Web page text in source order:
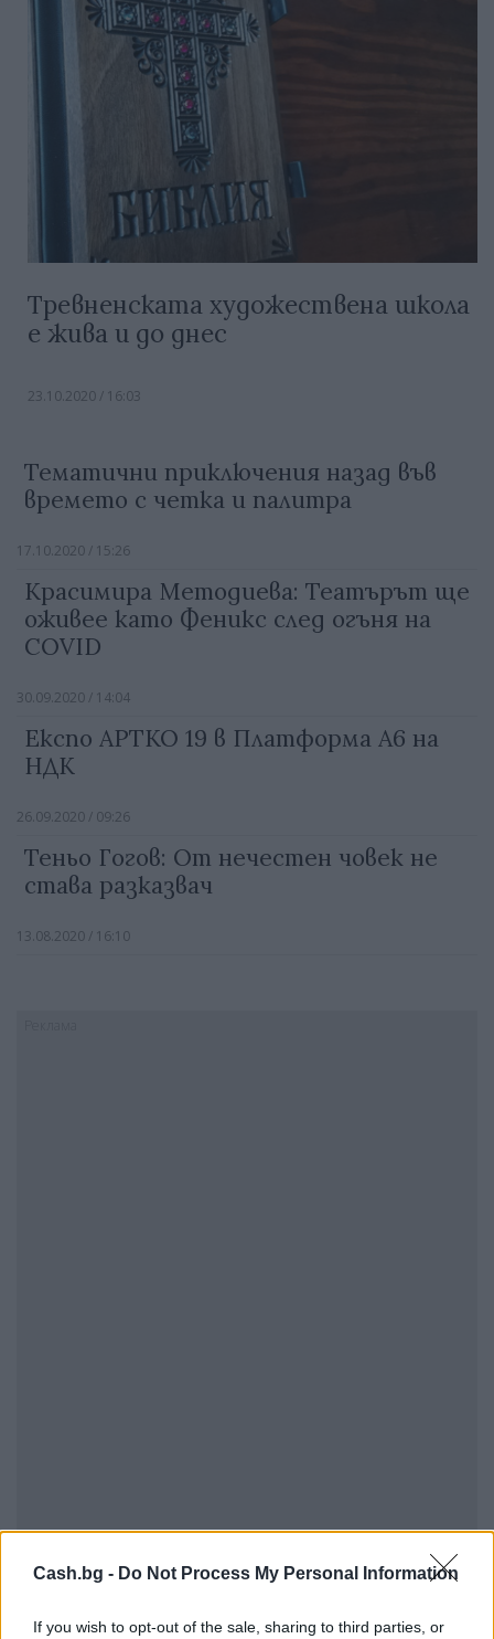
Cash.bg - Do Not Process My Personal Information
If you wish to opt-out of the sale, sharing to third parties, or
Тревненската художествена школа
е жива и до днес
23.10.2020 / 16:03
Тематични приключения назад във
времето с четка и палитра
17.10.2020 / 15:26
Красимира Методиева: Театърът ще
оживее като Феникс след огъня на
COVID
30.09.2020 / 14:04
Експо АРТКО 19 в Платформа А6 на
НДК
26.09.2020 / 09:26
Теньо Гогов: От нечестен човек не
става разказвач
13.08.2020 / 16:10